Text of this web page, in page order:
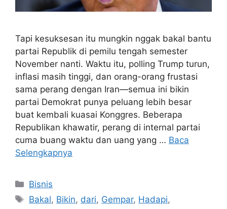
Tapi kesuksesan itu mungkin nggak bakal bantu
partai Republik di pemilu tengah semester
November nanti. Waktu itu, polling Trump turun,
inflasi masih tinggi, dan orang-orang frustasi
sama perang dengan Iran—semua ini bikin
partai Demokrat punya peluang lebih besar
buat kembali kuasai Konggres. Beberapa
Republikan khawatir, perang di internal partai
cuma buang waktu dan uang yang … Baca
Selengkapnya
Kategori
Bisnis
Tag
Bakal, Bikin, dari, Gempar, Hadapi,